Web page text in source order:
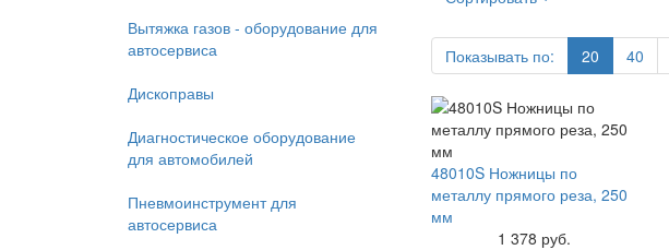
Вытяжка газов - оборудование для
автосервиса
Дископравы
Диагностическое оборудование
для автомобилей
Пневмоинструмент для
автосервиса
Показывать по: 20 40
48010S Ножницы по
металлу прямого реза, 250
мм
1 378 руб.